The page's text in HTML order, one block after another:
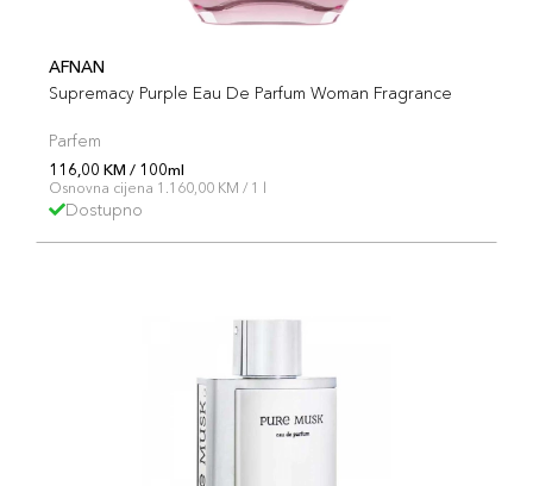
AFNAN
Supremacy Purple Eau De Parfum Woman Fragrance
Parfem
116,00 KM / 100ml
Osnovna cijena 1.160,00 KM / 1 l
Dostupno